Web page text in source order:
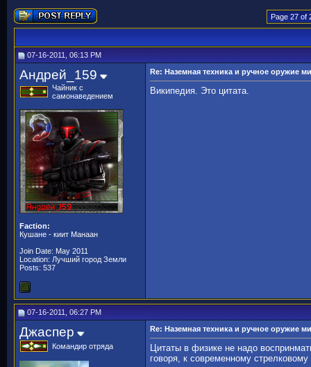
Page 27 of
07-16-2011, 06:13 PM
Андрей_159
Чайник с
самонаведением
Faction:
Кушане - киит Манаан
Join Date: May 2011
Location: Лучший город Земли
Posts: 537
Re: Наземная техника и ручное оружие
Википедия. Это цитата.
07-16-2011, 06:27 PM
Джаспер
Командир отряда
Re: Наземная техника и ручное оружие
Цитаты в физике не надо
говоря, к современному